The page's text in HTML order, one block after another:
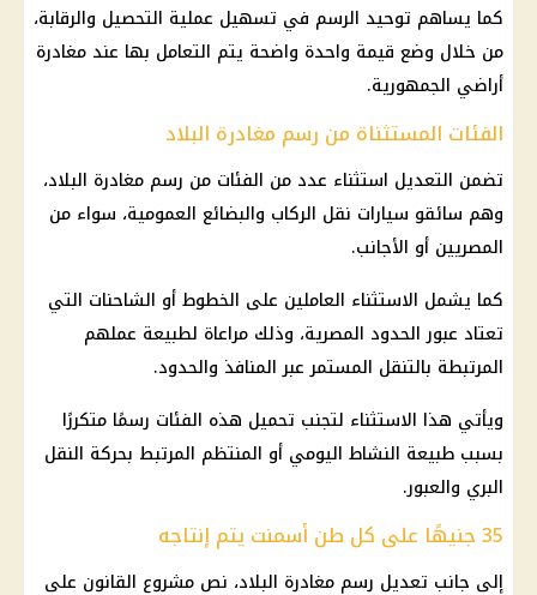
كما يساهم توحيد الرسم في تسهيل عملية التحصيل والرقابة،
من خلال وضع قيمة واحدة واضحة يتم التعامل بها عند مغادرة
أراضي الجمهورية.
الفئات المستثناة من رسم مغادرة البلاد
تضمن التعديل استثناء عدد من الفئات من رسم مغادرة البلاد،
وهم سائقو سيارات نقل الركاب والبضائع العمومية، سواء من
المصريين أو الأجانب.
كما يشمل الاستثناء العاملين على الخطوط أو الشاحنات التي
تعتاد عبور الحدود المصرية، وذلك مراعاة لطبيعة عملهم
المرتبطة بالتنقل المستمر عبر المنافذ والحدود.
ويأتي هذا الاستثناء لتجنب تحميل هذه الفئات رسمًا متكررًا
بسبب طبيعة النشاط اليومي أو المنتظم المرتبط بحركة النقل
البري والعبور.
35 جنيهًا على كل طن أسمنت يتم إنتاجه
إلى جانب تعديل رسم مغادرة البلاد، نص مشروع القانون على